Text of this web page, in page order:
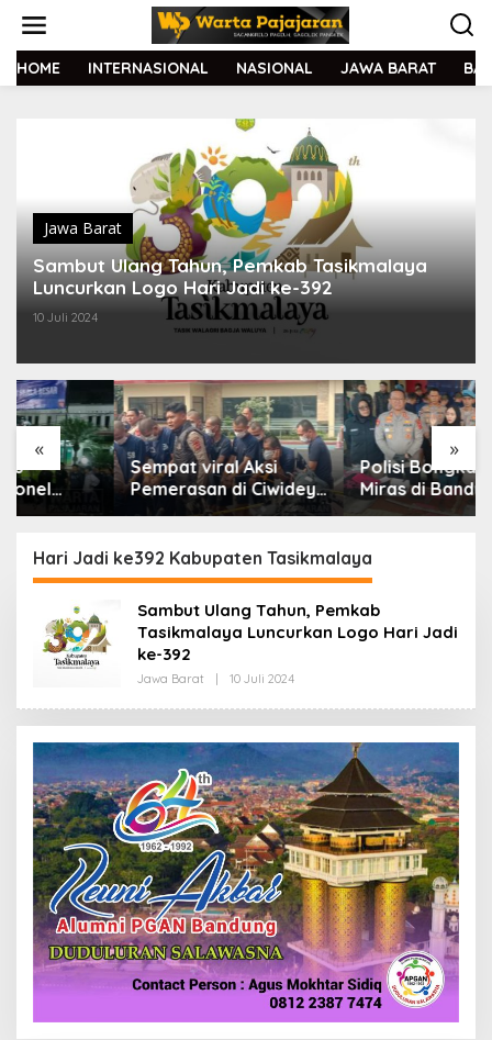
t
HOME INTERNASIONAL NASIONAL JAWA BARAT
Jawa Barat
Sambut Ulang Tahun, Pemkab Tasikmalaya
Luncurkan Logo Hari Jadi ke-392
10 Juli 2024
« »
Sempat viral Aksi
Pemerasan di Ciwidey,
Polisi Tangkap Dua
Polisi Bongkar Gudang
Miras di Bandung,
Lebih dari Enam Ribu
Hari Jadi ke392 Kabupaten Tasikmalaya
Sambut Ulang Tahun, Pemkab
Tasikmalaya Luncurkan Logo Hari Jadi
ke-392
Jawa Barat 10 Juli 2024
E
H
R
A
K
S
I